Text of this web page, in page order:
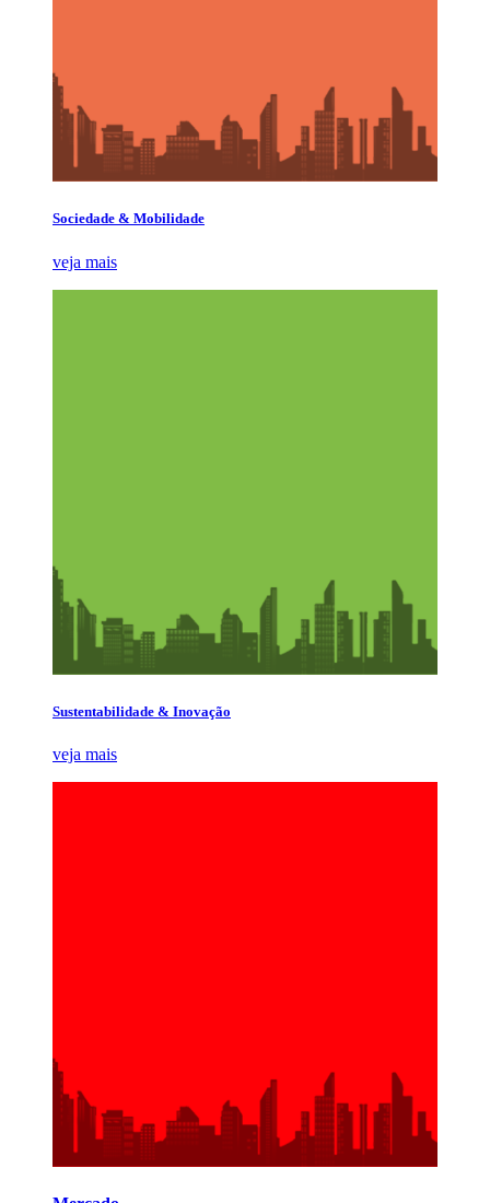
Sociedade & Mobilidade
veja mais
Sustentabilidade & Inovação
veja mais